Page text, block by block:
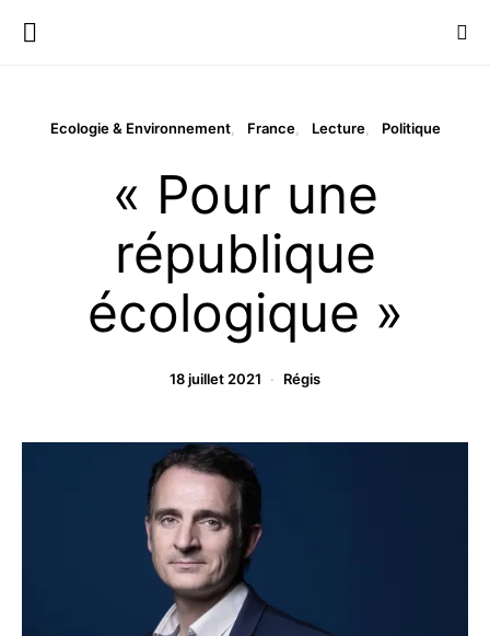
Ecologie & Environnement France Lecture Politique
« Pour une
république
écologique »
18 juillet 2021 Régis